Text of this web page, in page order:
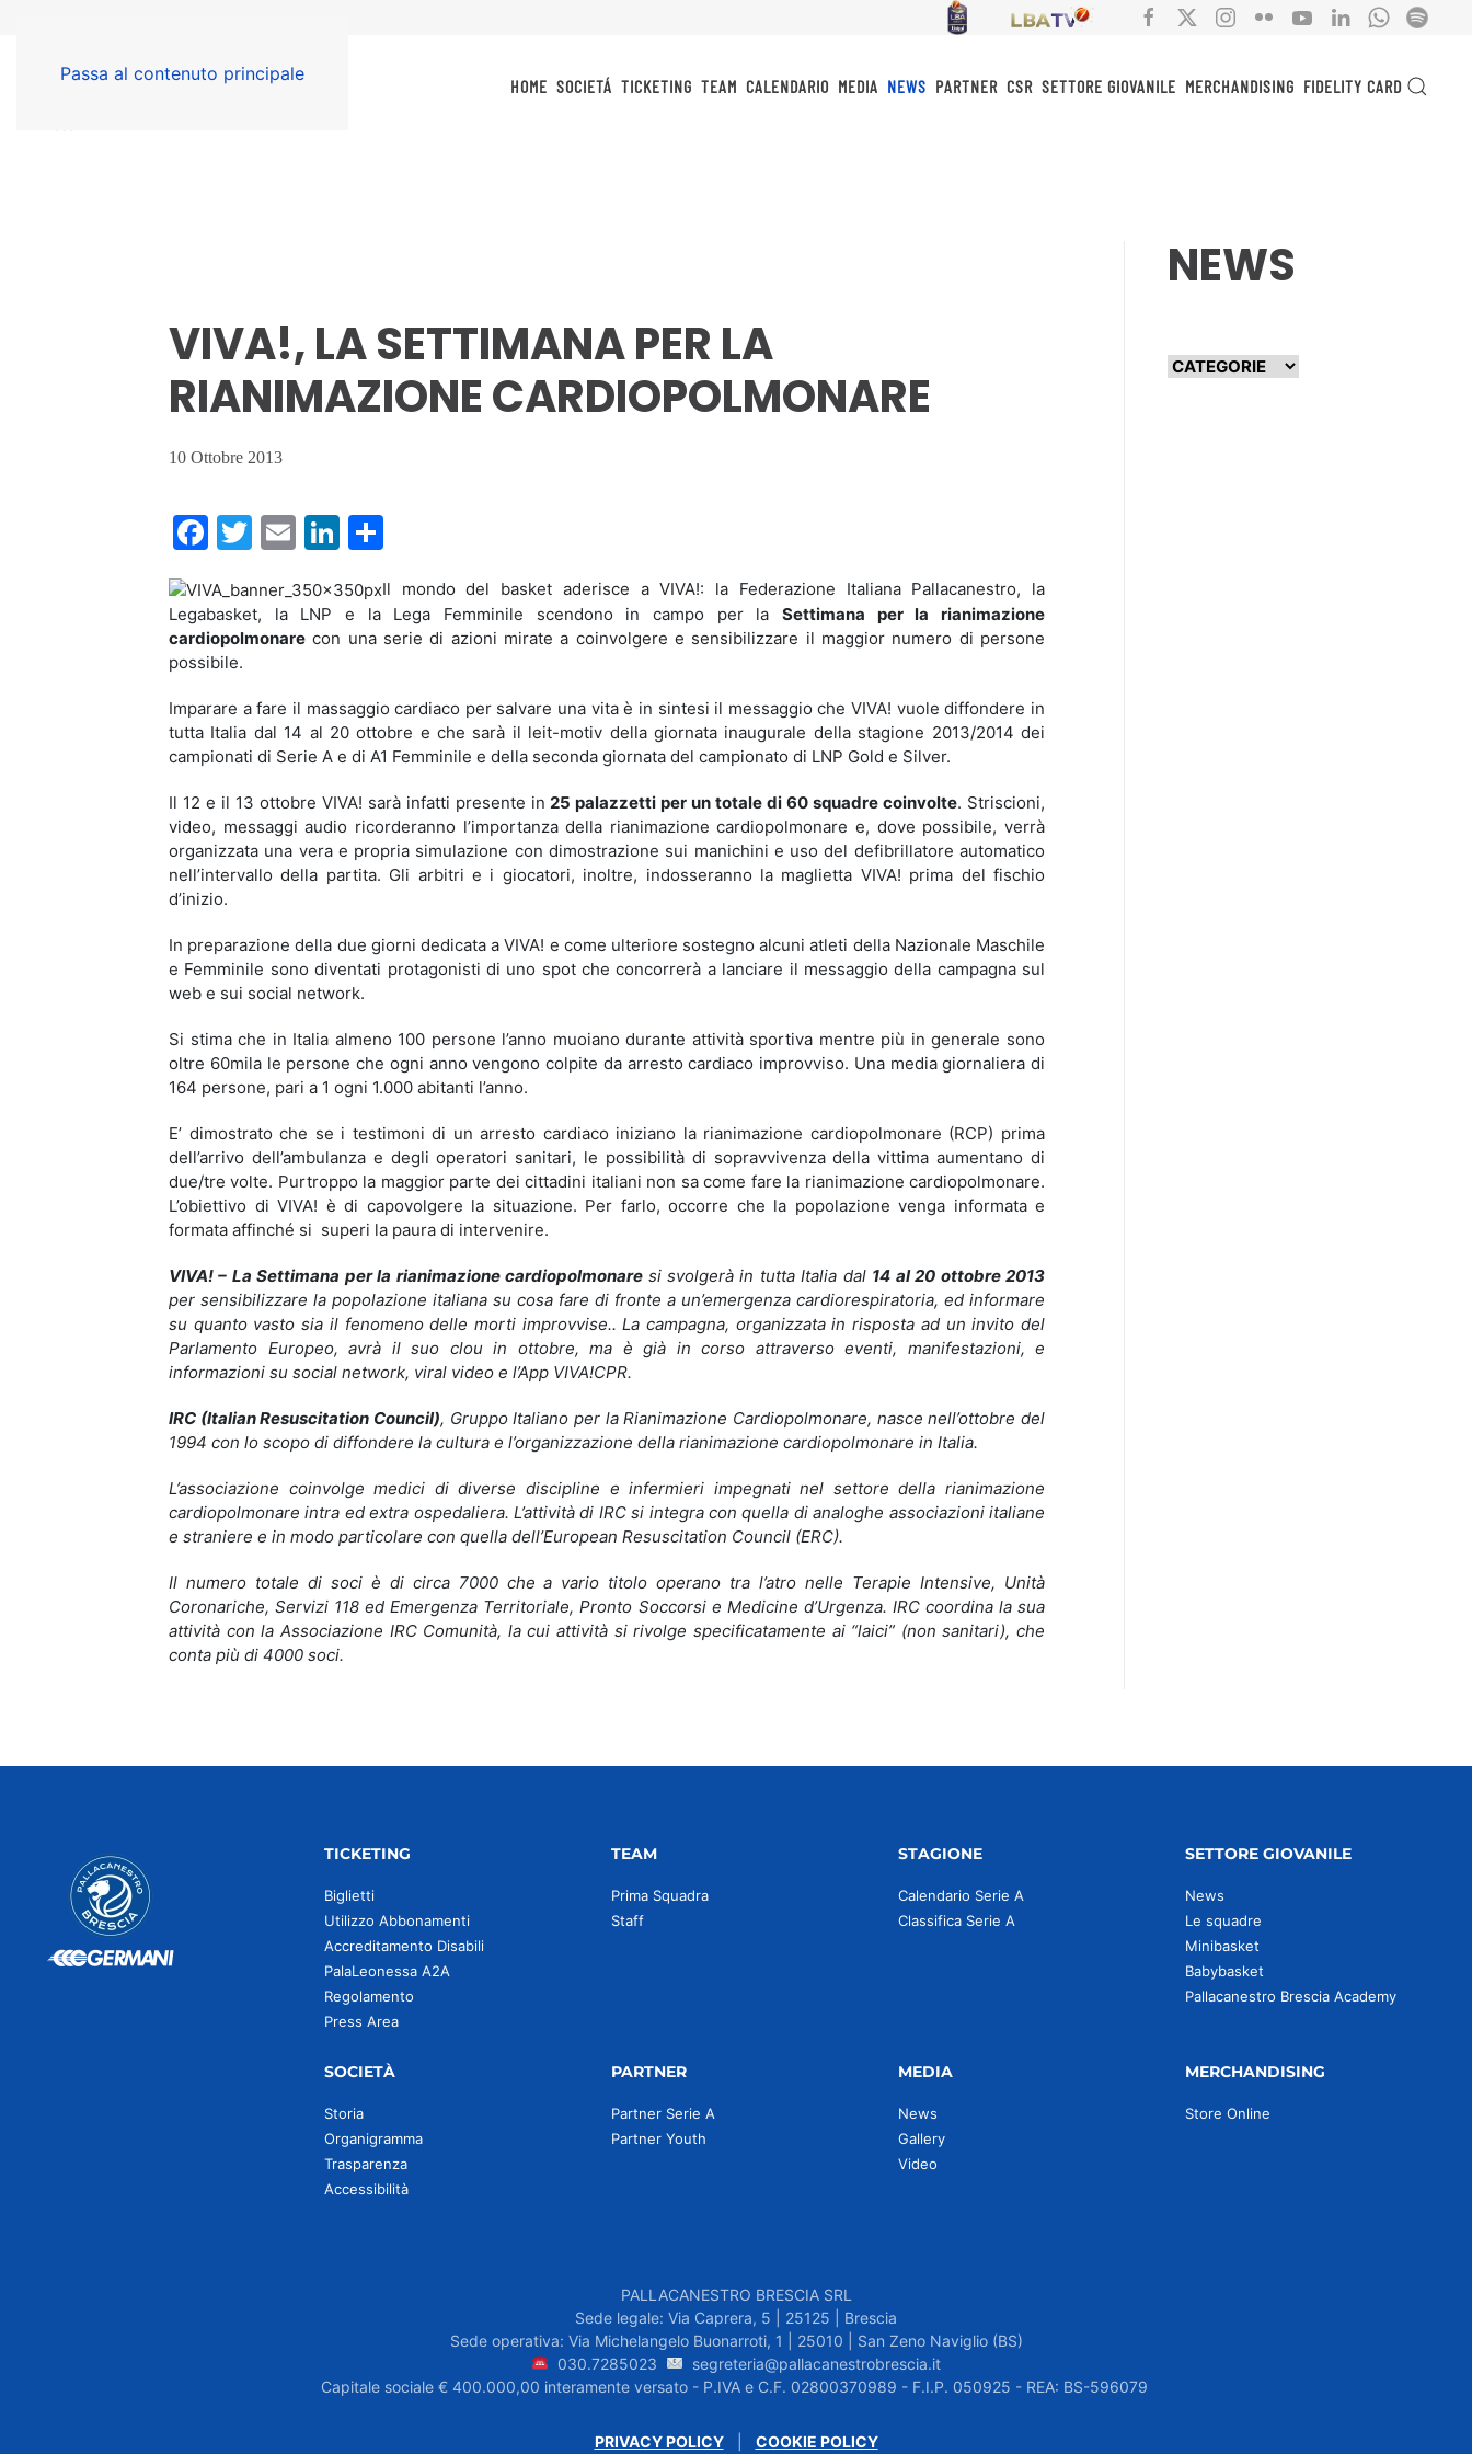
Passa al contenuto principale
HOME SOCIETÁ TICKETING TEAM CALENDARIO MEDIA NEWS PARTNER CSR SETTORE GIOVANILE MERCHANDISING FIDELITY CARD
VIVA!, LA SETTIMANA PER LA
RIANIMAZIONE CARDIOPOLMONARE
10 Ottobre 2013
Facebook
Twitter
EmailLinkedIn
Il mondo del basket aderisce a VIVA!: la Federazione Italiana Pallacanestro, la
Legabasket, la LNP e la Lega Femminile scendono in campo per la Settimana per la rianimazione
cardiopolmonare con una serie di azioni mirate a coinvolgere e sensibilizzare il maggior numero di persone
possibile.
Imparare a fare il massaggio cardiaco per salvare una vita è in sintesi il messaggio che VIVA! vuole diffondere in
tutta Italia dal 14 al 20 ottobre e che sarà il leit-motiv della giornata inaugurale della stagione 2013/2014 dei
campionati di Serie A e di A1 Femminile e della seconda giornata del campionato di LNP Gold e Silver.
Il 12 e il 13 ottobre VIVA! sarà infatti presente in25 palazzetti per un totale di 60 squadre coinvolte. Striscioni,
video, messaggi audio ricorderanno l’importanza della rianimazione cardiopolmonare e, dove possibile, verrà
organizzata una vera e propria simulazione con dimostrazione sui manichini e uso del defibrillatore automatico
nell’intervallo della partita. Gli arbitri e i giocatori, inoltre, indosseranno la maglietta VIVA! prima del fischio
d’inizio.
In preparazione della due giorni dedicata a VIVA! e come ulteriore sostegno alcuni atleti della Nazionale Maschile
e Femminile sono diventati protagonisti di uno spot che concorrerà a lanciare il messaggio della campagna sul
web e sui social network.
Si stima che in Italia almeno 100 persone l’anno muoiano durante attività sportiva mentre più in generale sono
oltre 60mila le persone che ogni anno vengono colpite da arresto cardiaco improvviso. Una media giornaliera di
164 persone, pari a 1 ogni 1.000 abitanti l’anno.
E’ dimostrato che se i testimoni di un arresto cardiaco iniziano la rianimazione cardiopolmonare (RCP) prima
dell’arrivo dell’ambulanza e degli operatori sanitari, le possibilità di sopravvivenza della vittima aumentano di
due/tre volte. Purtroppo la maggior parte dei cittadini italiani non sa come fare la rianimazione cardiopolmonare.
L’obiettivo di VIVA! è di capovolgere la situazione. Per farlo, occorre che la popolazione venga informata e
formata affinché si superi la paura di intervenire.
VIVA! – La Settimana per la rianimazione cardiopolmonare si svolgerà in tutta Italia dal 14 al 20 ottobre 2013
per sensibilizzare la popolazione italiana su cosa fare di fronte a un’emergenza cardiorespiratoria, ed informare
su quanto vasto sia il fenomeno delle morti improvvise.. La campagna, organizzata in risposta ad un invito del
Parlamento Europeo, avrà il suo clou in ottobre, ma è già in corso attraverso eventi, manifestazioni, e
informazioni su social network, viral video e l’App VIVA!CPR.
IRC (Italian Resuscitation Council), Gruppo Italiano per la Rianimazione Cardiopolmonare, nasce nell’ottobre del
1994 con lo scopo di diffondere la cultura e l’organizzazione della rianimazione cardiopolmonare in Italia.
L’associazione coinvolge medici di diverse discipline e infermieri impegnati nel settore della rianimazione
cardiopolmonare intra ed extra ospedaliera. L’attività di IRC si integra con quella di analoghe associazioni italiane
e straniere e in modo particolare con quella dell’European Resuscitation Council (ERC).
Il numero totale di soci è di circa 7000 che a vario titolo operano tra l’atro nelle Terapie Intensive, Unità
Coronariche, Servizi 118 ed Emergenza Territoriale, Pronto Soccorsi e Medicine d’Urgenza. IRC coordina la sua
attività con la Associazione IRC Comunità, la cui attività si rivolge specificatamente ai “laici” (non sanitari), che
conta più di 4000 soci.
NEWS
TICKETING
Biglietti
Utilizzo Abbonamenti
Accreditamento Disabili
PalaLeonessa A2A
Regolamento
Press Area
TEAM
Prima Squadra
Staff
STAGIONE
Calendario Serie A
Classifica Serie A
SETTORE GIOVANILE
News
Le squadre
Minibasket
Babybasket
Pallacanestro Brescia Academy
SOCIETÀ
Storia
Organigramma
Trasparenza
Accessibilità
PARTNER
Partner Serie A
Partner Youth
MEDIA
News
Gallery
Video
MERCHANDISING
Store Online
PALLACANESTRO BRESCIA SRL
Sede legale: Via Caprera, 5 | 25125 | Brescia
Sede operativa: Via Michelangelo Buonarroti, 1 | 25010 | San Zeno Naviglio (BS)
030.7285023
segreteria@pallacanestrobrescia.it
Capitale sociale € 400.000,00 interamente versato - P.IVA e C.F. 02800370989 - F.I.P. 050925 - REA: BS-596079
PRIVACY POLICY| COOKIE POLICY